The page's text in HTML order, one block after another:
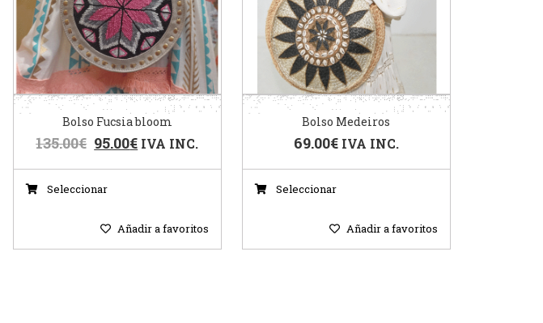
Bolso Fucsia bloom
135.00€ 95.00€ IVA INC.
Seleccionar
Añadir a favoritos
Bolso Medeiros
69.00€ IVA INC.
Seleccionar
Añadir a favoritos